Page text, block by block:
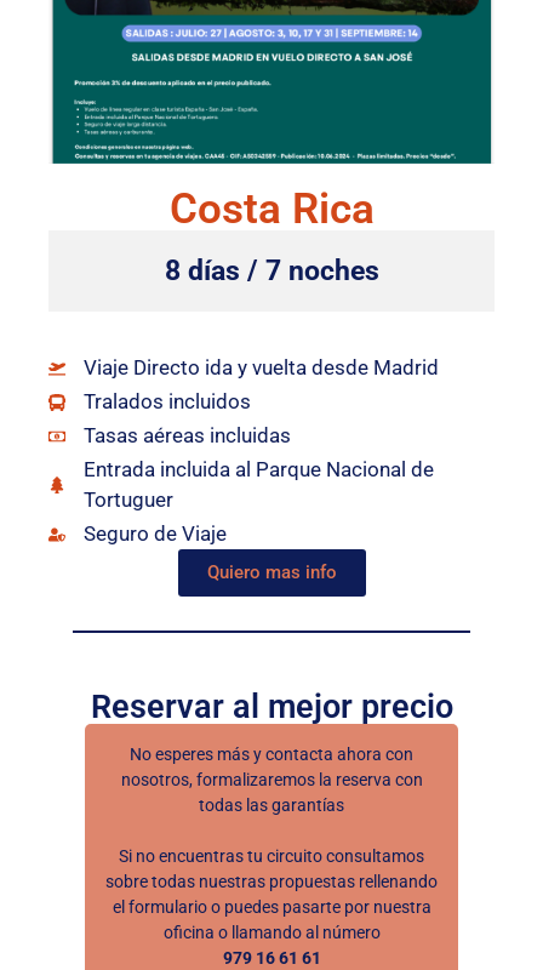
Costa Rica
8 días / 7 noches
Viaje Directo ida y vuelta desde Madrid
Tralados incluidos
Tasas aéreas incluidas
Entrada incluida al Parque Nacional de
Tortuguer
Seguro de Viaje
Quiero mas info
Reservar al mejor precio
No esperes más y contacta ahora con
nosotros, formalizaremos la reserva con
todas las garantías
Si no encuentras tu circuito consultamos
sobre todas nuestras propuestas rellenando
el formulario o puedes pasarte por nuestra
oficina o llamando al número
979 16 61 61